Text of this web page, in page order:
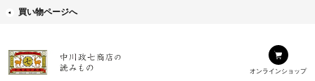
買い物ページへ
オンラインショップ